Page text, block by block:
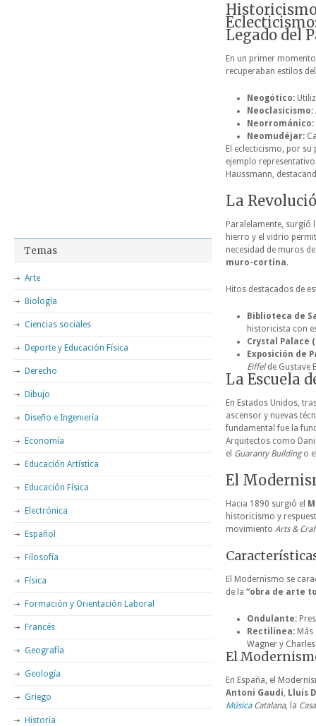
Legado del
En un primer
recuperaban estilos
Neogótico:
Neoclasicismo:
Neorrománico:
Neomudéjar:
El eclecticismo, por
ejemplo
Haussmann,
La
Paralelamente, surgió
hierro y el vidrio
necesidad de muros
muro-cortina.
Hitos destacados de
Biblioteca de
historicista con
Crystal Palace
Exposición de
Eiffelde Gustave
La Escuela
En Estados Unidos,
ascensor y nuevas
fundamental fue la
Arquitectos como
el Guaranty Buildingo
El
Hacia 1890 surgió el
historicismo y
movimiento Arts &
El Modernismo se
de la “obra de arte
Ondulante:
Rectilínea:
Wagner y
El
En España, el
Antoni Gaudí, Lluís
MúsicaCatalana, la
Temas
Arte
Biología
Ciencias sociales
Deporte y Educación Física
Derecho
Dibujo
Diseño e Ingeniería
Economía
Educación Artística
Educación Física
Electrónica
Español
Filosofía
Física
Formación y Orientación Laboral
Francés
Geografía
Geología
Griego
Historia